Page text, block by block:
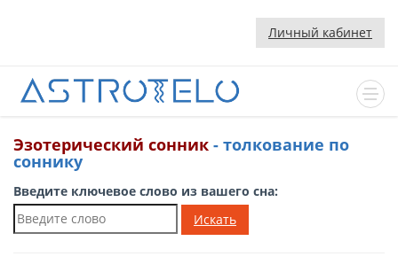
Личный кабинет
Эзотерический сонник - толкование по
соннику
Введите ключевое слово из вашего сна:
Искать